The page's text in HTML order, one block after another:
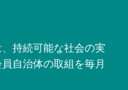
持続可能な社会の実
自治体の取組を毎月